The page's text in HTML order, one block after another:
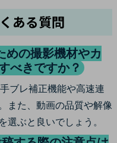
ある質問
めの撮影機材やカ
べきですか？
ブレ補正機能や高速連
また、動画の品質や解像
選ぶと良いでしょう。